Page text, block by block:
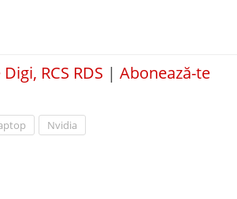
RCS RDS | Abonează-te
Nvidia